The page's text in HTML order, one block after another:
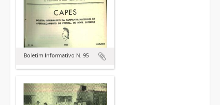
Boletim Informativo N. 95